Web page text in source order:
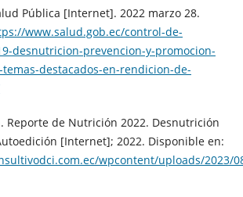
Pública [Internet]. 2022 marzo 28.
www.salud.gob.ec/control-de-
desnutricion-prevencion-y-promocion-
destacados-en-rendicion-de-
Reporte de Nutrición 2022. Desnutrición
[Internet]; 2022. Disponible en:
wpcontent/uploads/2023/